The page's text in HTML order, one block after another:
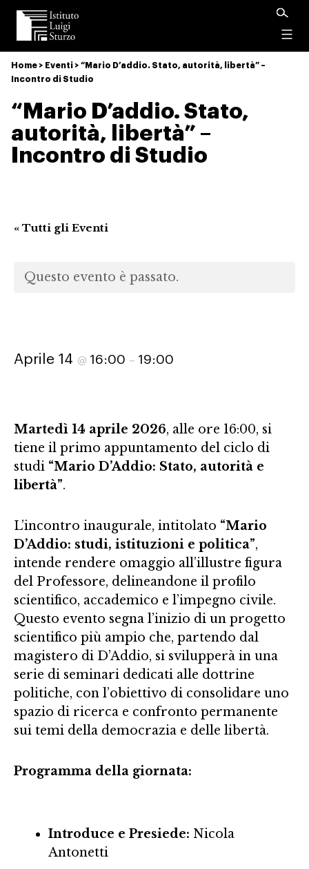
Istituto
Luigi
Sturzo
Home > Eventi > “Mario D’addio. Stato, autorità, libertà” –
Incontro di Studio
“Mario D’addio. Stato,
autorità, libertà” –
Incontro di Studio
« Tutti gli Eventi
Questo evento è passato.
Aprile 14 @ 16:00 – 19:00
Martedì 14 aprile 2026, alle ore 16:00, si
tiene il primo appuntamento del ciclo di
studi “Mario D’Addio: Stato, autorità e
libertà”.
L’incontro inaugurale, intitolato “Mario
D’Addio: studi, istituzioni e politica”,
intende rendere omaggio all’illustre figura
del Professore, delineandone il profilo
scientifico, accademico e l’impegno civile.
Questo evento segna l’inizio di un progetto
scientifico più ampio che, partendo dal
magistero di D’Addio, si svilupperà in una
serie di seminari dedicati alle dottrine
politiche, con l’obiettivo di consolidare uno
spazio di ricerca e confronto permanente
sui temi della democrazia e delle libertà.
Programma della giornata:
Introduce e Presiede: Nicola
Antonetti